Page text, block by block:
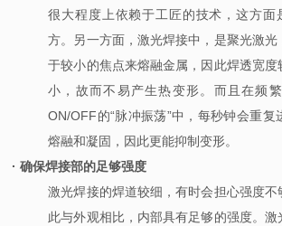
很大程度上依赖于工匠的技术，这方面
方。另一方面，激光焊接中，是聚光激光
于较小的焦点来熔融金属，因此焊透宽
小，故而不易产生热变形。而且在频
ON/OFF的“脉冲振荡”中，每秒钟会重复
熔融和凝固，因此更能抑制变形。
· 确保焊接部的足够强度
激光焊接的焊道较细，有时会担心强度不
此与外观相比，内部具有足够的强度。激